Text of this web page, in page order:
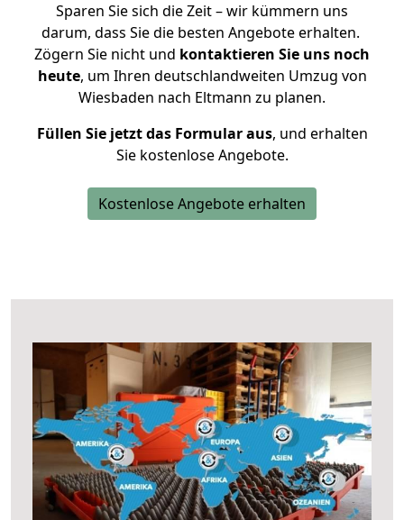
Sparen Sie sich die Zeit – wir kümmern uns
darum, dass Sie die besten Angebote erhalten.
Zögern Sie nicht und kontaktieren Sie uns noch
heute, um Ihren deutschlandweiten Umzug von
Wiesbaden nach Eltmann zu planen.
Füllen Sie jetzt das Formular aus, und erhalten
Sie kostenlose Angebote.
Kostenlose Angebote erhalten